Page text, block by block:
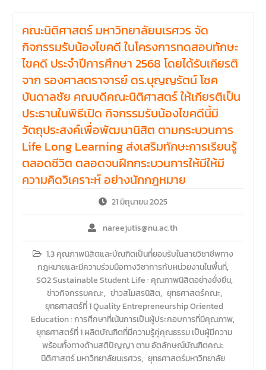
ภาคเรียนต้น ปีการศึกษา 2569
พร้อมด้วยรองคณบดีทุกฝ่าย
เข้าร่วมแจ้งนโยบายแนวทาง
การบริหารงานในแต่ละด้านของ
คณะ รวมทั้งการเตรียมความ
พร้อมการจัดการเรียนการสอน
รายวิชาวิจัยทางกฎหมาย และ
รายวิชาตรรกศาสตร์และการ
เขียนในทางนิติศาสตร์ ณ ห้อง
ประชุมชั้น 3 อาคารคณะ
นิติศาสตร์ มหาวิทยาลัยนเรศวร
คณะนิติศาสตร์ มหาวิทยาลัยนเรศวร จัด
กิจกรรมรับน้องไขคดี ในโครงการทดสอบทักษะ
ไขคดี ประจำปีการศึกษา 2568 โดยได้รับเกียรติ
จาก รองศาสตราจารย์ ดร.บุญญรัตน์ โชค
บันดาลชัย คณบดีคณะนิติศาสตร์ ให้เกียรติเป็น
ประธานในพิธีเปิด กิจกรรมรับน้องไขคดีนี้มี
วัตถุประสงค์เพื่อพัฒนานิสิต ตามกระบวนการ
Life Long Learning ส่งเสริมทักษะการเรียนรู้
ตลอดชีวิต ตลอดจนฝึกกระบวนการให้มีให้มี
ความคิดวิเคราะห์ อย่างนักกฎหมาย
21 มิถุนายน 2025
nareejutis@nu.ac.th
1.3 คุณภาพนิสิตและบัณฑิตเป็นที่ยอมรับในสายวิชาชีพทาง
กฎหมายและมีความร่วมมือทางวิชาการกับหน่วยงานในพื้นที่,
SO2 Sustainable Student Life : คุณภาพนิสิตอย่างยั่งยืน,
ข่าวกิจกรรมคณะ, ข่าวสโมสรนิสิต, ยุทธศาสตร์คณะ,
ยุทธศาสตร์ที่ 1 Quality Entrepreneurship Oriented
Education : การศึกษาที่เน้นการเป็นผู้ประกอบการที่มีคุณภาพ,
ยุทธศาสตร์ที่ 1 ผลิตบัณฑิตที่มีความรู้คู่คุณธรรม เป็นผู้มีความ
พร้อมทั้งทางด้านสติปัญญา ตาม อัตลักษณ์บัณฑิตคณะ
นิติศาสตร์ มหาวิทยาลัยนเรศวร, ยุทธศาสตร์มหาวิทยาลัย